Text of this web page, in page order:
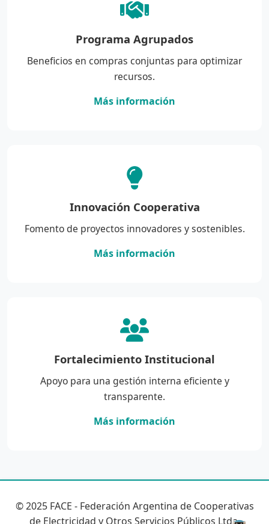
Programa Agrupados
Beneficios en compras conjuntas para optimizar
recursos.
Más información
Innovación Cooperativa
Fomento de proyectos innovadores y sostenibles.
Más información
Fortalecimiento Institucional
Apoyo para una gestión interna eficiente y
transparente.
Más información
© 2025 FACE - Federación Argentina de Cooperativas
de Electricidad y Otros Servicios Públicos Ltda.